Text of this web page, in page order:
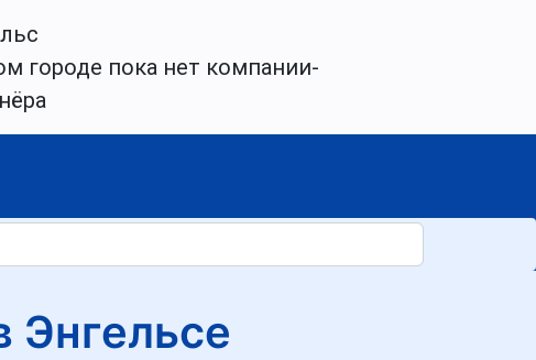
городе пока нет компании-
Энгельсе